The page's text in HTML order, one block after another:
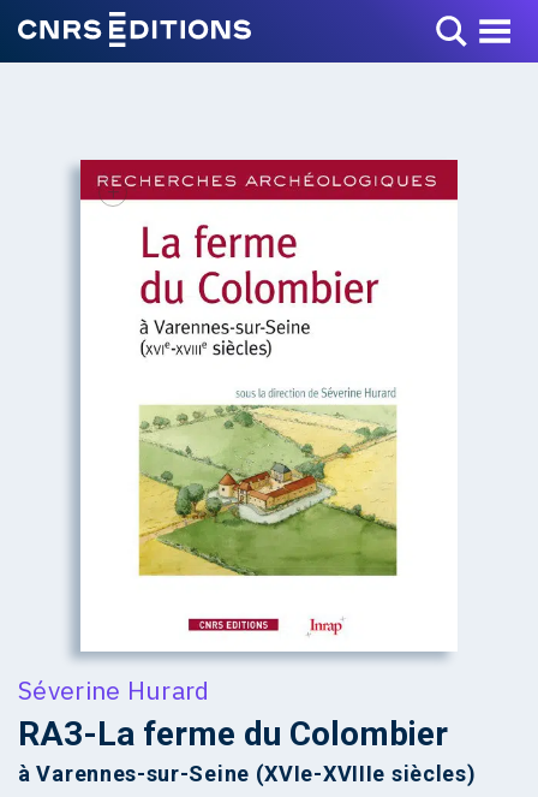
Toggle Menu
+
Séverine Hurard
RA3-La ferme du Colombier
à Varennes-sur-Seine (XVIe-XVIIIe siècles)